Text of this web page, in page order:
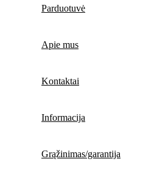
Parduotuvė
Apie mus
Kontaktai
Informacija
Grąžinimas/garantija